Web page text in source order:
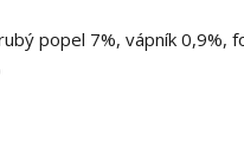
popel 7%, vápník 0,9%,